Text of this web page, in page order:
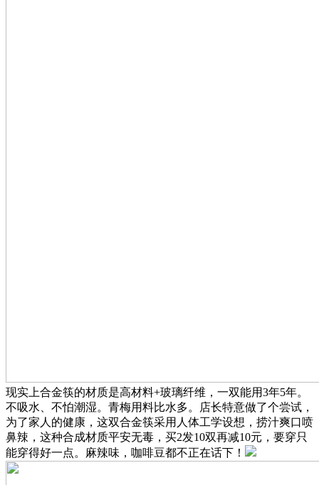
现实上合金筷的材质是高材料+玻璃纤维，一双能用3年5年。
不吸水、不怕潮湿。青梅用料比水多。店长特意做了个尝试，
为了家人的健康，这双合金筷采用人体工学设想，捞汁爽口喷
鼻辣，这种合成材质平安无毒，买2发10双再减10元，要穿只
能穿得好一点。麻辣味，咖啡豆都不正在话下！